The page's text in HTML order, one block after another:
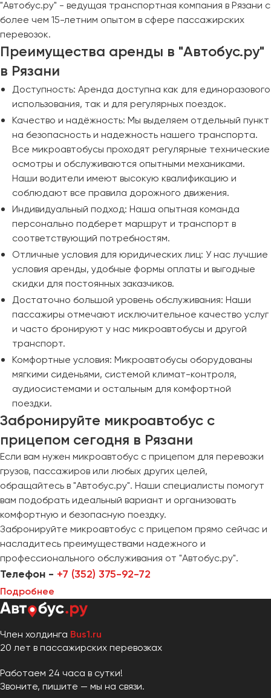
"Автобус.ру" - ведущая транспортная компания в Рязани с
более чем 15-летним опытом в сфере пассажирских
перевозок.
Преимущества аренды в "Автобус.ру"
в Рязани
Доступность: Аренда доступна как для единоразового
использования, так и для регулярных поездок.
Качество и надёжность: Мы выделяем отдельный пункт
на безопасность и надежность нашего транспорта.
Все микроавтобусы проходят регулярные технические
осмотры и обслуживаются опытными механиками.
Наши водители имеют высокую квалификацию и
соблюдают все правила дорожного движения.
Индивидуальный подход: Наша опытная команда
персонально подберет маршрут и транспорт в
соответствующий потребностям.
Отличные условия для юридических лиц: У нас лучшие
условия аренды, удобные формы оплаты и выгодные
скидки для постоянных заказчиков.
Достаточно большой уровень обслуживания: Наши
пассажиры отмечают исключительное качество услуг
и часто бронируют у нас микроавтобусы и другой
транспорт.
Комфортные условия: Микроавтобусы оборудованы
мягкими сиденьями, системой климат-контроля,
аудиосистемами и остальным для комфортной
поездки.
Забронируйте микроавтобус с
прицепом сегодня в Рязани
Если вам нужен микроавтобус с прицепом для перевозки
грузов, пассажиров или любых других целей,
обращайтесь в "Автобус.ру". Наши специалисты помогут
вам подобрать идеальный вариант и организовать
комфортную и безопасную поездку.
Забронируйте микроавтобус с прицепом прямо сейчас и
насладитесь преимуществами надежного и
профессионального обслуживания от "Автобус.ру".
Телефон - +7 (352) 375-92-72
Подробнее
Член холдинга Bus1.ru
20 лет в пассажирских перевозках
Работаем 24 часа в сутки!
Звоните, пишите — мы на связи.
Махачкала
Набережные Челны
Нижний Новгород
Нижний Тагил
Новокузнецк
Новороссийск
Новосибирск
Омск
Пенза
Пермь
Петрозаводск
Псков
Ростов-на-Дону
Рязань
Самара
Санкт-Петербург
Саранск
Саратов
Севастополь
Симферополь
Смоленск
Ставрополь
Сургут
Тверь
Томск